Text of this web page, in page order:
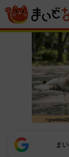
ま